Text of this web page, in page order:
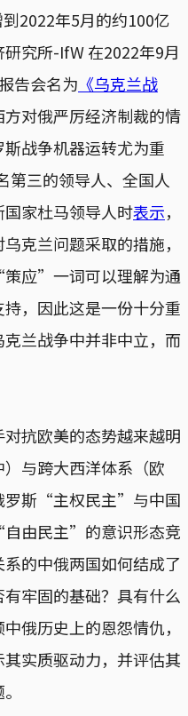
2022年5月的约100亿
究所-IfW 在2022年9月
告会名为 《乌克兰战
方对俄严厉经济制裁的情
战争机器运转尤为重
第三的领导人、全国人
家杜马领导人时表示，
克兰问题采取的措施，
应”一词可以理解为通
，因此这是一份十分重
兰战争中并非中立，而
抗欧美的态势越来越明
与跨大西洋体系（欧
罗斯“主权民主”与中国
由民主”的意识形态竞
的中俄两国如何结成了
牢固的基础？具有什么
俄历史上的恩怨情仇，
实质驱动力，并评估其